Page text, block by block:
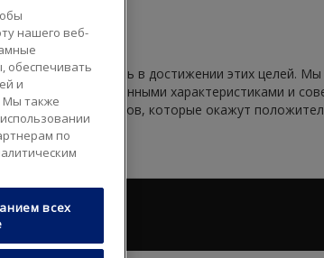
решающую роль в достижении этих целей.
эксплуатационными характеристиками и
несколько проектов, которые окажут
нашего веб-
обеспечивать
и
Мы также
по
всех